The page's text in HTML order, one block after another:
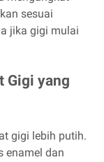
sesuai
jika gigi mulai
Gigi yang
gigi lebih putih.
enamel dan